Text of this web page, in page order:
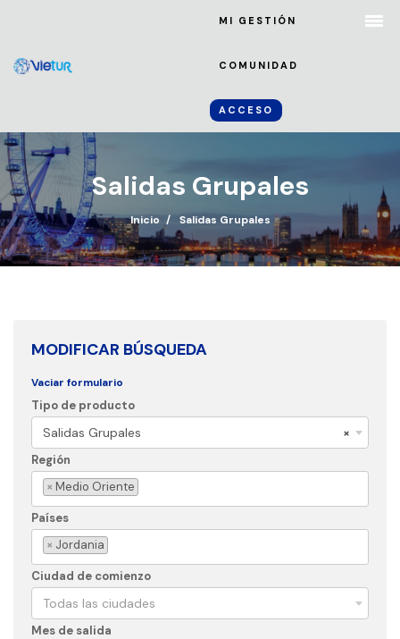
MI GESTIÓN
COMUNIDAD
ACCESO
Salidas Grupales
Inicio Salidas Grupales
MODIFICAR BÚSQUEDA
Vaciar formulario
Tipo de producto
×
Salidas Grupales
Región
× Medio Oriente
Países
× Jordania
Ciudad de comienzo
Todas las ciudades
Mes de salida